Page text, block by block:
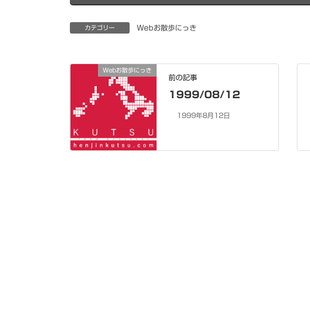
カテゴリー Webお散歩にっき
Webお散歩にっき
前の記事
1999/08/12
1999年8月12日